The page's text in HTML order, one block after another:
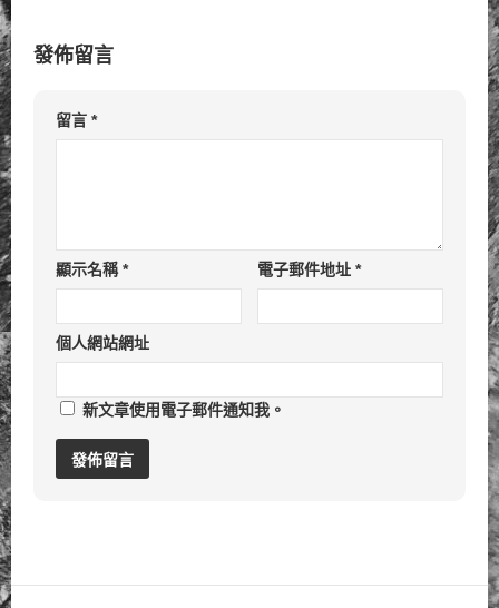
發佈留言
留言 *
顯示名稱* 電子郵件地址 *
個人網站網址
新文章使用電子郵件通知我。